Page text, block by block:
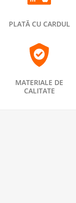
PLATĂ CU CARDUL
MATERIALE DE
CALITATE